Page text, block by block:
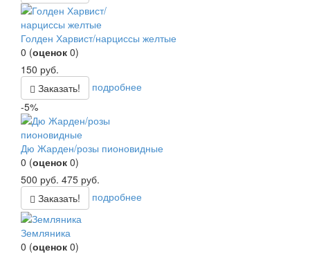
Голден Харвист/нарциссы желтые
0 (оценок 0)
150 руб.
Заказать!
подробнее
-5%
Дю Жарден/розы пионовидные
0 (оценок 0)
500 руб. 475 руб.
Заказать!
подробнее
Земляника
0 (оценок 0)